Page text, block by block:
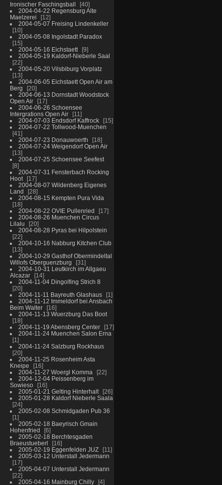
Ironischer Faschingsball
40
2004-04-22 Regensburg Alte
Maelzerei
12
2004-05-07 Freising Lindenkeller
10
2004-05-08 Ingolstadt Paradox
15
2004-05-16 Eichstaett
9
2004-05-19 Kaldorf-Nieberle Saal
22
2004-05-20 Vilsbiburg Vorplatz
13
2004-06-05 Eichstaett Open Air am
Berg
20
2004-06-13 Dornstadt Woodstock
Open Air
17
2004-06-26 Schoensee
Intergrations Open Air
11
2004-07-03 Endsdorf Kaffrock
15
2004-07-22 Tollwood-Muenchen
41
2004-07-23 Donauwoerth
18
2004-07-24 Weigendorf Open Air
13
2004-07-25 Schoensee Seefest
8
2004-07-31 Fensterbach Rocking
Hoot
17
2004-08-07 Wildenberg Eigenes
Land
28
2004-08-15 Kempten Pura Vida
18
2004-08-22 OVIE Pullenried
17
2004-08-26 Muenchen Circus
Lilalu
20
2004-08-28 Pyras bei Hilpolstein
22
2004-10-16 Nabburg Kitchen Club
13
2004-10-29 Gasthof Obermindeltal
Willofs Oberguenzburg
31
2004-10-31 Leutkirch im Allgaeu
Alcazar
14
2004-11-04 Dingolfing Strich 8
20
2004-11-11 Bayreuth Glashaus
1
2004-11-12 Immeldorf bei Ansbach
Beim Walter
16
2004-11-13 Wuerzburg Das Boot
18
2004-11-19 Abensberg Center
17
2004-11-24 Muenchen Salon Erna
1
2004-11-24 Salzburg Rockhaus
20
2004-11-25 Rosenheim Asta
Kneipe
16
2004-11-27 Woergl Komma
22
2004-12-04 Peissenberg im
Sowieso
16
2005-01-21 Gelting Hinterhalt
26
2005-01-28 Kaldorf Nieberle Saala
24
2005-02-08 Schmidgaden Pub 36
1
2005-02-18 Baeyrisch Gmain
Hohenfried
6
2005-02-18 Berchtesgaden
Braeustueberl
16
2005-02-19 Eggenfelden JUZ
11
2005-03-12 Unterstall Jedermann
17
2005-04-07 Unterstall Jedermann
22
2005-04-16 Mainburg Chilly
4